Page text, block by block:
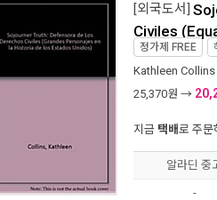
[외국도서]
Civiles
정가제 FREE
Kathleen Collins
25,370원 →
지금 택배로 주문
알라딘 중
-